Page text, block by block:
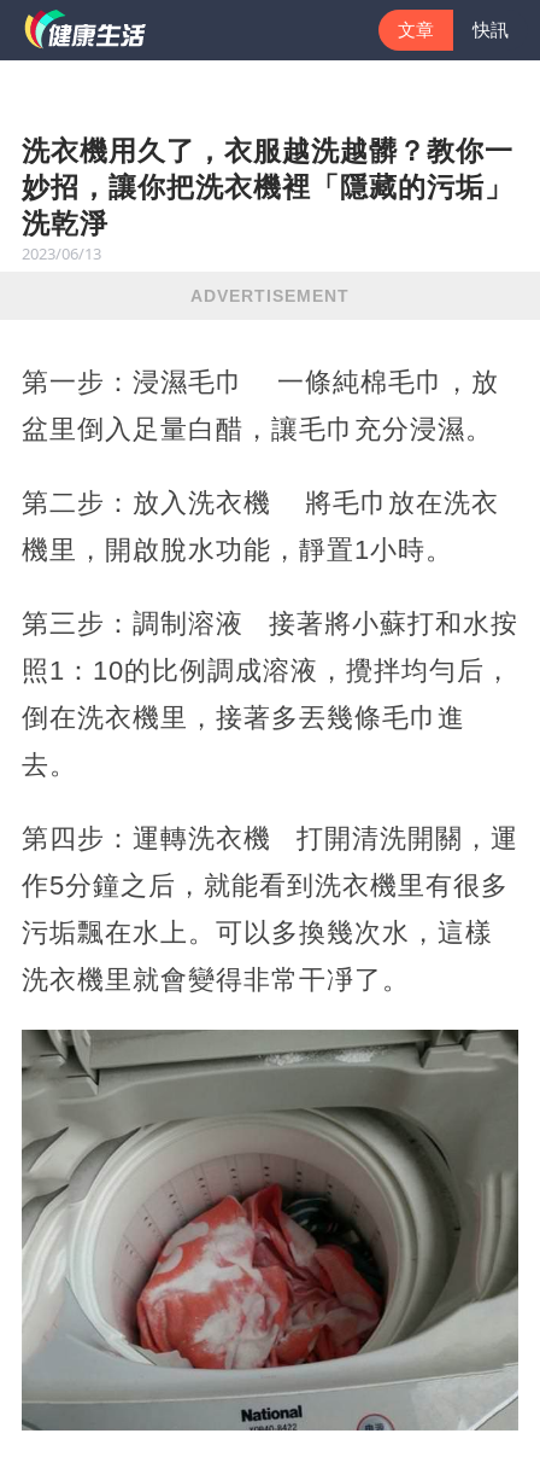
文章 快訊
洗衣機用久了，衣服越洗越髒？教你一
妙招，讓你把洗衣機裡「隱藏的污垢」
洗乾淨
2023/06/13
ADVERTISEMENT
第一步：浸濕毛巾 一條純棉毛巾，放
盆里倒入足量白醋，讓毛巾充分浸濕。
第二步：放入洗衣機 將毛巾放在洗衣
機里，開啟脫水功能，靜置1小時。
第三步：調制溶液 接著將小蘇打和水按
照1：10的比例調成溶液，攪拌均勻后，
倒在洗衣機里，接著多丟幾條毛巾進
去。
第四步：運轉洗衣機 打開清洗開關，運
作5分鐘之后，就能看到洗衣機里有很多
污垢飄在水上。可以多換幾次水，這樣
洗衣機里就會變得非常干凈了。